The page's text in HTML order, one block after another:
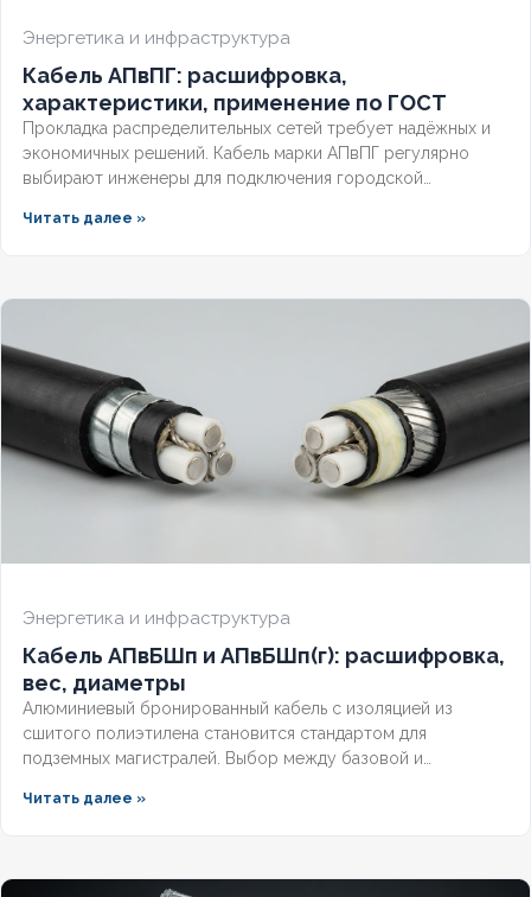
Энергетика и инфраструктура
Кабель АПвПГ: расшифровка,
характеристики, применение по ГОСТ
Прокладка распределительных сетей требует надёжных и
экономичных решений. Кабель марки АПвПГ регулярно
выбирают инженеры для подключения городской
Читать далее »
Энергетика и инфраструктура
Кабель АПвБШп и АПвБШп(г): расшифровка,
вес, диаметры
Алюминиевый бронированный кабель с изоляцией из
сшитого полиэтилена становится стандартом для
подземных магистралей. Выбор между базовой и
вод и требований к надёжности. Разберём конструктивные
Читать далее »